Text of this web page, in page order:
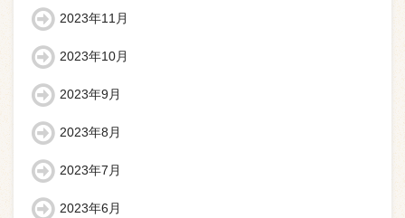
2023年11月
2023年10月
2023年9月
2023年8月
2023年7月
2023年6月